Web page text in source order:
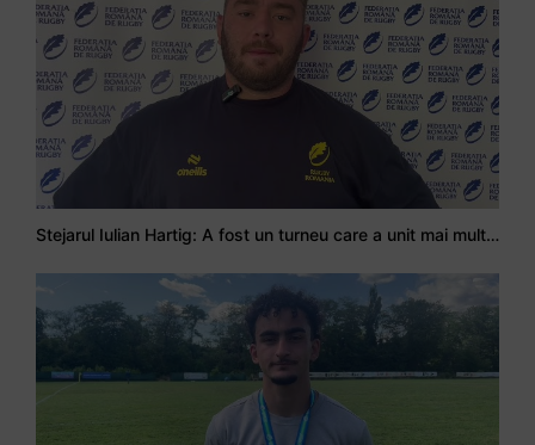
Stejarul Iulian Hartig: A fost un turneu care a unit mai mult echipa